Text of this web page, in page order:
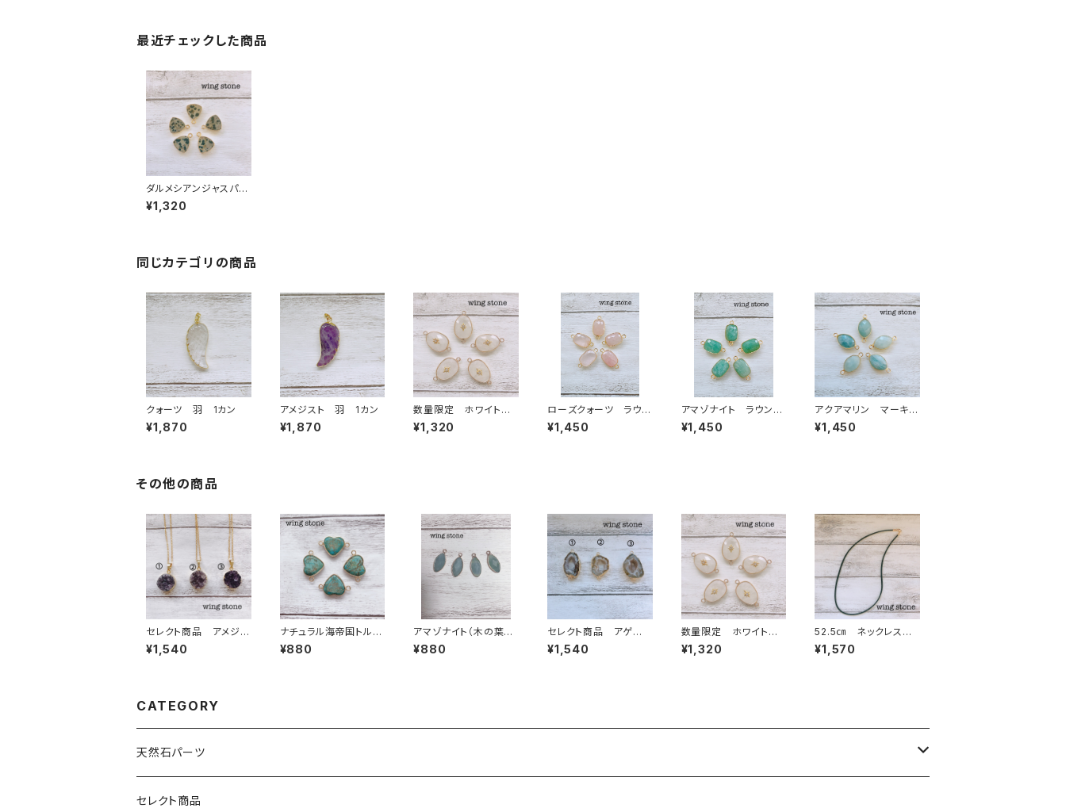
最近チェックした商品
ダルメシアンジャスパ
ー トライアングル型
1カン
¥1,320
同じカテゴリの商品
クォーツ 羽 1カン
¥1,870
アメジスト 羽 1カン
¥1,870
数量限定 ホワイトク
オーツ ワンポイント付
き 2カン
¥1,320
ローズクォーツ ラウン
ド型 2カン
¥1,450
アマゾナイト ラウンド
型 2カン
¥1,450
アクアマリン マーキス
型 2カン
¥1,450
その他の商品
セレクト商品 アメジス
トクォーツ ペンダント
トップ①②③ チェーン
¥1,540
ナチュラル海帝国トルコ
石 2カン ブルー（ハ
ート型）
¥880
アマゾナイト（木の葉
型）１カン
¥880
セレクト商品 アゲー
ト ブラウン×ゴール
ド 2カン ①②③
¥1,540
数量限定 ホワイトク
オーツ ワンポイント付
き 2カン
¥1,320
52.5㎝ ネックレス
レザー紐 ブラック
¥1,570
CATEGORY
天然石パーツ
天然石
セレクト商品